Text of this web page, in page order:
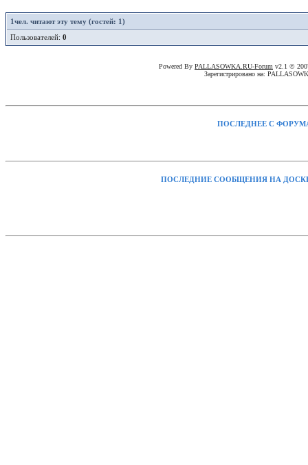
1чел. читают эту тему (гостей: 1)
Пользователей: 0
Powered By PALLASOWKA.RU-Forum v2.1 ©
Зарегистрировано на:
ПОСЛЕДНЕЕ С
ПОСЛЕДНИЕ СООБЩЕНИЯ НА